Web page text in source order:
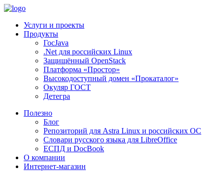
Услуги и проекты
Продукты
ГосJava
.Net для российских Linux
Защищённый OpenStack
Платформа «Простор»
Высокодоступный домен «Прокаталог»
Окуляр ГОСТ
Детегра
Полезно
Блог
Репозиторий для Astra Linux и российских ОС
Словари русского языка для LibreOffice
ЕСПД и DocBook
О компании
Интернет-магазин